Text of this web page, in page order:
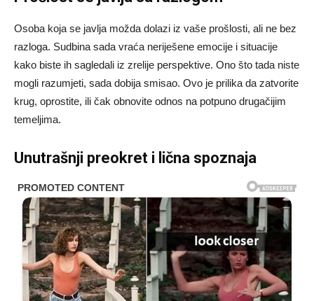
Osoba koja se javlja možda dolazi iz vaše prošlosti, ali ne bez
razloga. Sudbina sada vraća neriješene emocije i situacije
kako biste ih sagledali iz zrelije perspektive. Ono što tada niste
mogli razumjeti, sada dobija smisao. Ovo je prilika da zatvorite
krug, oprostite, ili čak obnovite odnos na potpuno drugačijim
temeljima.
Unutrašnji preokret i lična spoznaja